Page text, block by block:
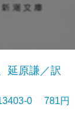
延原謙／訳
0 781円